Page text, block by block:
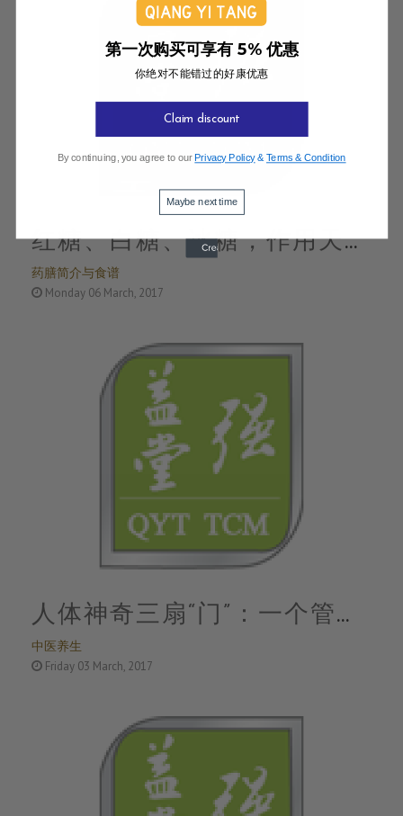
药膳简介与食谱
红糖、白糖、冰糖，作用天差
地别，千万别放错了
Monday 06 March, 2017
中医养生
人体神奇三扇“门”：一个管失
眠，一个管肾虚，一个管胃炎
Friday 03 March, 2017
第一次购买可享有 5% 优惠
你绝对不能错过的好康优惠
Claim discount
By continuing, you agree to our Privacy Policy&Terms & Condition
Maybe next time